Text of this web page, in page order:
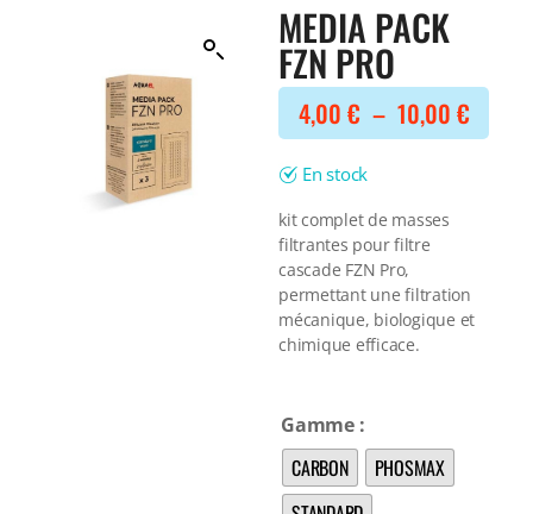
BONNES AFFAIRES
Voir tout
DERNIERS ARRIVAGES
Voir tout
Voir tout
NOURRITURE
Nourriture Lyophilisée
Nourriture sèche
Spéciale herbivores
Spécifique
Voir tout
TRAITEMENT DE L'EAU
Spécial bassin
Voir tout
BONNES AFFAIRES
Voir tout
MEDIA PACK
FZN PRO
4,00 € – 10,00 €
En stock
kit complet de masses
filtrantes pour filtre
cascade FZN Pro,
permettant une filtration
mécanique, biologique et
chimique efficace.
Gamme
CARBON
PHOSMAX